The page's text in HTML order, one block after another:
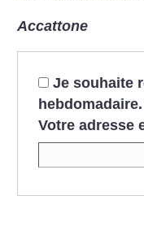
Accattone
Je souhaite
hebdomadaire.
Votre adresse